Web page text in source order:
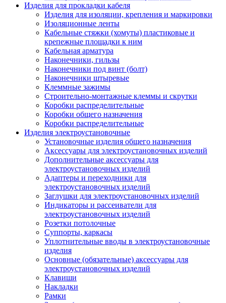
Изделия для прокладки кабеля
Изделия для изоляции, крепления и маркировки
Изоляционные ленты
Кабельные стяжки (хомуты) пластиковые и
крепежные площадки к ним
Кабельная арматура
Наконечники, гильзы
Наконечники под винт (болт)
Наконечники штыревые
Клеммные зажимы
Строительно-монтажные клеммы и скрутки
Коробки распределительные
Коробки общего назначения
Коробки распределительные
Изделия электроустановочные
Установочные изделия общего назначения
Аксессуары для электроустановочных изделий
Дополнительные аксессуары для
электроустановочных изделий
Адаптеры и переходники для
электроустановочных изделий
Заглушки для электроустановочных изделий
Индикаторы и рассеиватели для
электроустановочных изделий
Розетки потолочные
Суппорты, каркасы
Уплотнительные вводы в электроустановочные
изделия
Основные (обязательные) аксессуары для
электроустановочных изделий
Клавиши
Накладки
Рамки